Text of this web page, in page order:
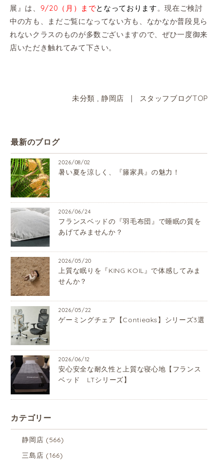
展』は、 9/20（月）までとなっております 。現在ご検討
中の方も、まだご覧になってない方も、なかなか普段見ら
れないクラスのものが多数ございますので、ぜひ一度御来
店いただき触れてみて下さい。
未分類 静岡店 | スタッフブログTOP
最新のブログ
2026/08/02
暑い夏を涼しく、『籐家具』の魅力！
2026/06/24
フランスベッドの『羽毛布団』で睡眠の質を
あげてみませんか？
2026/05/20
上質な眠りを『KING KOIL』で体感してみま
せんか？
2026/05/22
ゲーミングチェア【Contieaks】シリーズ3選
2026/06/12
安心安全な耐久性と上質な寝心地【フランス
ベッド LTシリーズ】
カテゴリー
静岡店 (566)
三島店 (166)